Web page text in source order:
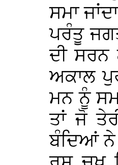
ਸਮਾ
ਪਰੰਤੂ
ਦੀ
ਅਕਾਲ
ਮਨ ਨੂੰ
ਤਾਂ ਜੋ
ਬੰਦਿਆਂ ਨੇ